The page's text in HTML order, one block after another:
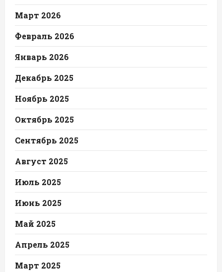
Март 2026
Февраль 2026
Январь 2026
Декабрь 2025
Ноябрь 2025
Октябрь 2025
Сентябрь 2025
Август 2025
Июль 2025
Июнь 2025
Май 2025
Апрель 2025
Март 2025